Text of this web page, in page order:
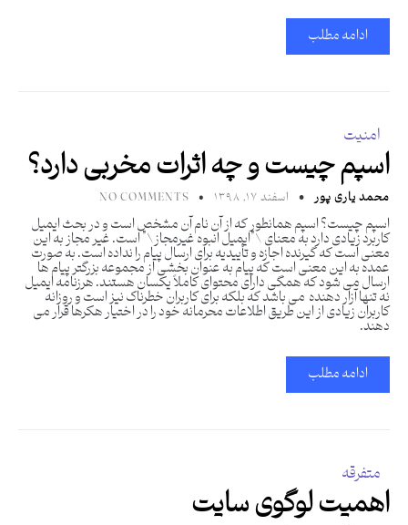
ادامه مطلب
امنیت
اسپم چیست و چه اثرات مخربی دارد؟
محمد یاری پور اسفند ۱۷, ۱۳۹۸ NO COMMENTS
اسپم چیست؟ اسپم همانطور که از آن نام آن مشخص است و در بحث ایمیل
کاربرد زیادی دارد به معنای \”ایمیل انبوه غیرمجاز\” است. غیر مجاز به این
معنی است که گیرنده اجازه و تأییدیه برای ارسال پیام را نداده است. به صورت
عمده به این معنی است که پیام به عنوان بخشی از مجموعه بزرگتر پیام ها
ارسال می شود که همگی دارای محتوای کاملاً یکسان هستند. هرزنامه ایمیل
نه تنها آزار دهنده می باشد که بلکه برای کاربران خطرناک نیز است و روزانه
کاربران زیادی از این طریق اطلاعات محرمانه خود را در اختیار هکرها قرار می
دهند.
ادامه مطلب
متفرقه
اهمیت لوگوی سایت